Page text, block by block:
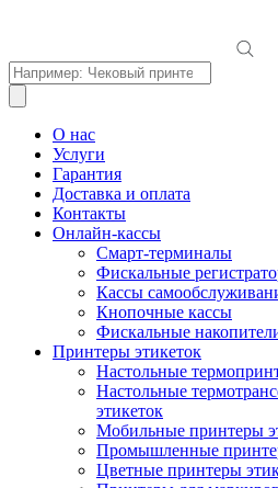
Поиск
товаров
О нас
Услуги
Гарантия
Доставка и оплата
Контакты
Онлайн-кассы
Смарт-терминалы
Фискальные
Кассы
Кнопочные кассы
Фискальные
Принтеры этикеток
Настольные
Настольные
этикеток
Мобильные принтеры
Промышленные
Цветные принтеры